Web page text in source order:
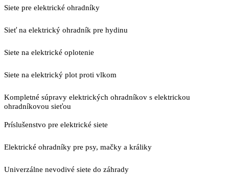
Siete pre elektrické ohradníky
Sieť na elektrický ohradník pre hydinu
Siete na elektrické oplotenie
Siete na elektrický plot proti vlkom
Kompletné súpravy elektrických ohradníkov s elektrickou
ohradníkovou sieťou
Príslušenstvo pre elektrické siete
Elektrické ohradníky pre psy, mačky a králiky
Univerzálne nevodivé siete do záhrady